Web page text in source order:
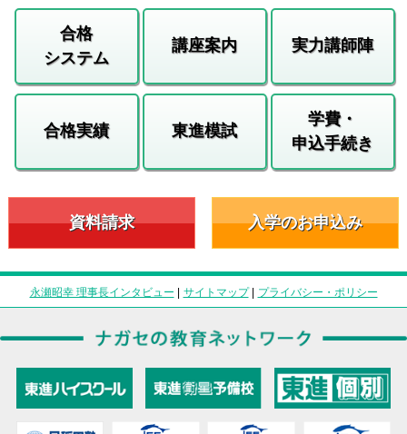
合格
システム
講座案内 実力講師陣
合格実績 東進模試
学費・
申込手続き
資料請求 入学のお申込み
永瀬昭幸 理事長インタビュー | サイトマップ| プライバシー・ポリシー